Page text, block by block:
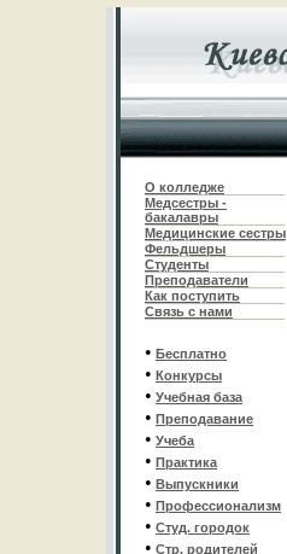
О колледже
Медсестры -
бакалавры
Медицинские сестры
Фельдшеры
Студенты
Преподаватели
Как поступить
Связь с нами
• Бесплатно
• Конкурсы
• Учебная база
• Преподавание
• Учеба
• Практика
• Выпускники
• Профессионализм
• Студ. городок
• Стр. родителей